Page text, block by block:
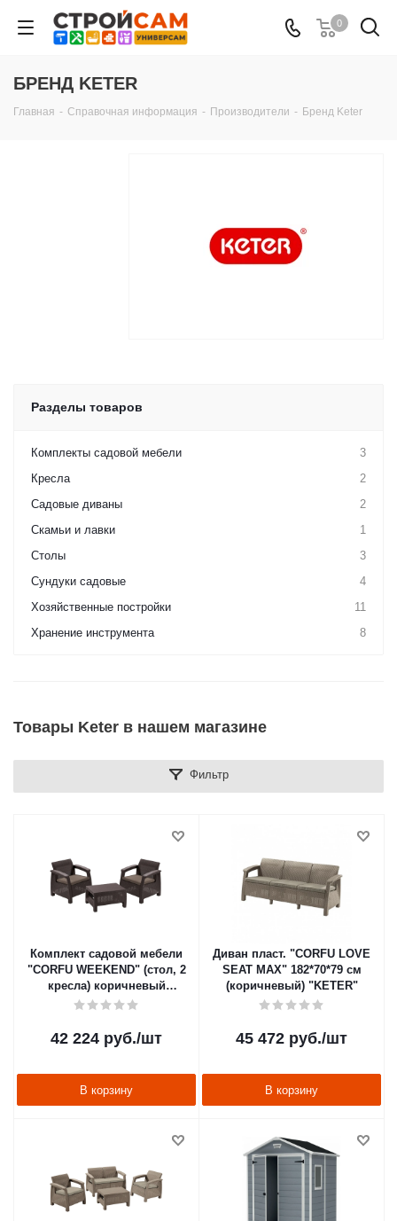
0
БРЕНД KETER
Главная - Справочная информация - Производители - Бренд Keter
Разделы товаров
Комплекты садовой мебели
3
Кресла
2
Садовые диваны
2
Скамьи и лавки
1
Столы
3
Сундуки садовые
4
Хозяйственные постройки
11
Хранение инструмента
8
Товары Keter в нашем магазине
Фильтр
Комплект садовой мебели
"CORFU WEEKEND" (стол, 2
кресла) коричневый
"KETER" 223235в
42 224 руб./шт
В корзину
Диван пласт. "CORFU LOVE
SEAT MAX" 182*70*79 см
(коричневый) "KETER"
45 472 руб./шт
В корзину